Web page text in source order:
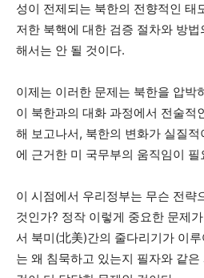
성이 전제되는 북한의 전향적인 태
저한 북핵에 대한 검증 절차와 방
해서는 안 될 것이다.
이제는 이러한 문제는 북한을 압박
이 북한과의 대화 과정에서 전술적
해 보고나서, 북한의 변화가 실질
에 근거한 미 국무부의 움직임이
이 시점에서 우리정부는 무슨 전략
것인가? 정작 이렇게 중요한 문제
서 북미(北美)간의 줄다리기가 이
는 왜 침묵하고 있는지 필자와 같